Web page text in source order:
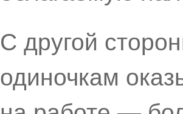
С другой
одиночкам